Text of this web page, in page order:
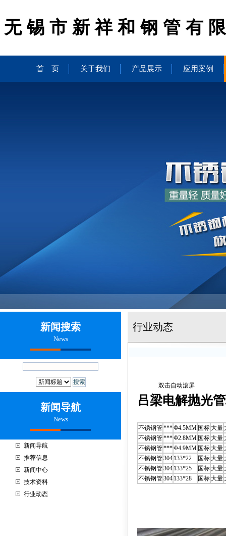
无锡市新祥和钢管有
首 页 关于我们 产品展示 应用案例
新闻搜索
News
新闻导航
News
新闻导航
推荐信息
新闻中心
技术资料
行业动态
行业动态
双击自动滚屏
吕梁电解抛光
不锈钢管***Ф4.5MM 国标大量
不锈钢管***Ф2.8MM 国标大量
不锈钢管***Ф4.9MM 国标大量
不锈钢管304 133*22 国标大量
不锈钢管304 133*25 国标大量
不锈钢管304 133*28 国标大量